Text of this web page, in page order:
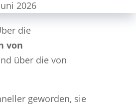
2026
die
von
über die von
geworden, sie